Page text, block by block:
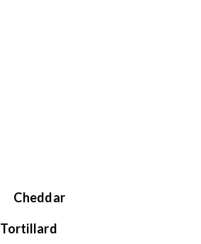
Cheddar
Tortillard